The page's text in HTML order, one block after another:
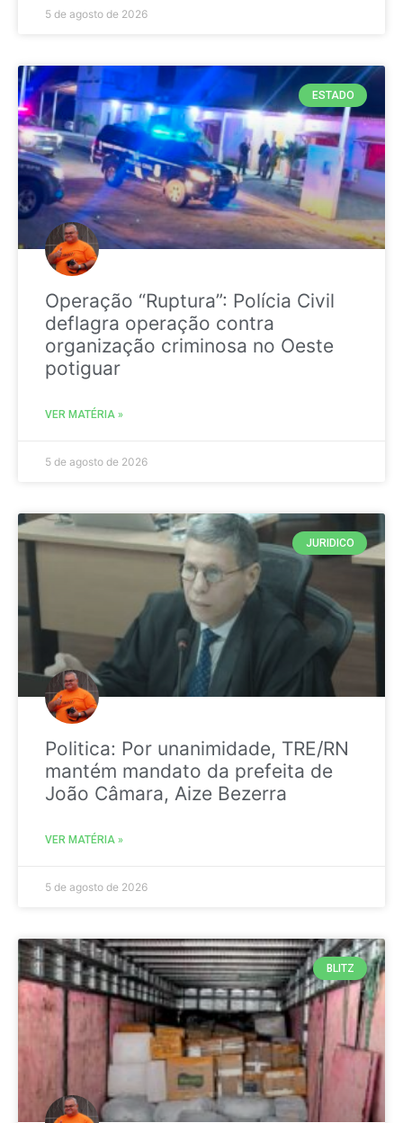
5 de agosto de 2026
ESTADO
Operação “Ruptura”: Polícia Civil
deflagra operação contra
organização criminosa no Oeste
potiguar
VER MATÉRIA »
5 de agosto de 2026
JURIDICO
Politica: Por unanimidade, TRE/RN
mantém mandato da prefeita de
João Câmara, Aize Bezerra
VER MATÉRIA »
5 de agosto de 2026
BLITZ